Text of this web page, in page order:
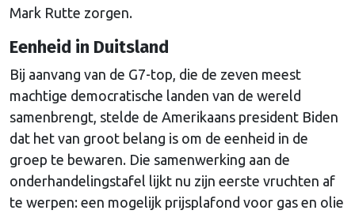
Mark Rutte zorgen.
Eenheid in Duitsland
Bij aanvang van de G7-top, die de zeven meest
machtige democratische landen van de wereld
samenbrengt, stelde de Amerikaans president Biden
dat het van groot belang is om de eenheid in de
groep te bewaren. Die samenwerking aan de
onderhandelingstafel lijkt nu zijn eerste vruchten af
te werpen: een mogelijk prijsplafond voor gas en olie